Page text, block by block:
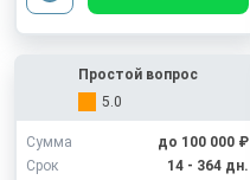
Простой вопрос
5.0
Сумма
до 100 000 ₽
Срок
14 - 364 дн.